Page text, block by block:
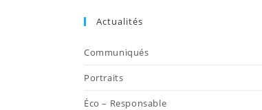
un
nouvel
nouvel
Actualités
Communiqués
Portraits
Éco – Responsable